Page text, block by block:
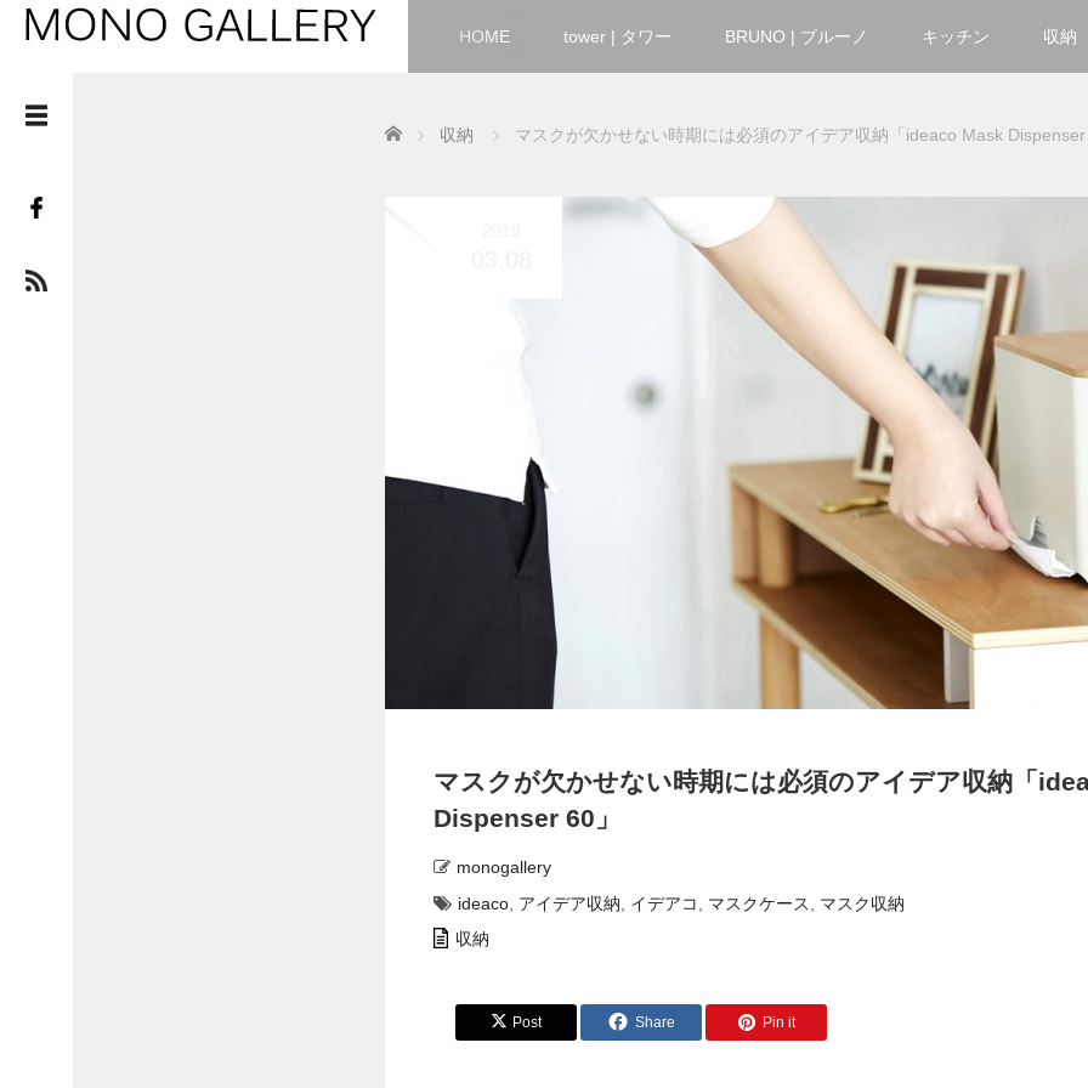
HOME tower | タワー BRUNO | ブルーノ キッチン 収納
Home 収納 マスクが欠かせない時期には必須のアイデア収納「ideaco Mask
マスクが欠かせない時期には必須のアイデア収納「
Dispenser 60」
monogallery
ideaco アイデア収納 イデアコ マスクケース
マスク収納
収納
Post Share Pin it